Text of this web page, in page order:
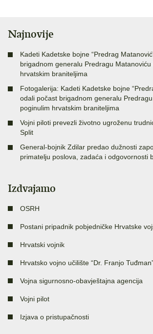
Najnovije
Kadeti Kadetske bojne “Predrag
brigadnom generalu Predragu Matanoviću
hrvatskim braniteljima
Fotogalerija: Kadeti Kadetske bojne
odali počast brigadnom generalu
poginulim hrvatskim braniteljima
Vojni piloti prevezli životno ugroženu
Split
General-bojnik Zdilar predao dužnosti
primatelju poslova, zadaća i odgovornosti
Izdvajamo
OSRH
Postani pripadnik pobjedničke Hrvatske
Hrvatski vojnik
Hrvatsko vojno učilište “Dr. Franjo
Vojna sigurnosno-obavještajna agencija
Vojni pilot
Izjava o pristupačnosti